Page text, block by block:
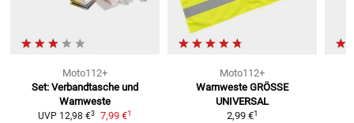
Moto112+
Set: Verbandtasche und
Warnweste
UVP 12,98 €3 7,99 €1
Moto112+
Warnweste GRÖSSE
UNIVERSAL
2,99 €1